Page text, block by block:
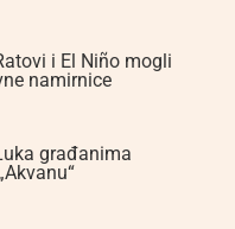
i El Niño mogli
namirnice
građanima